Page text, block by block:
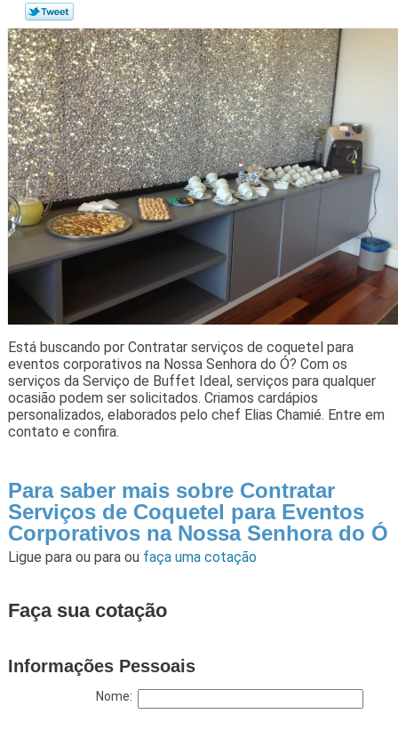
Está buscando por Contratar serviços de coquetel para
eventos corporativos na Nossa Senhora do Ó? Com os
serviços da Serviço de Buffet Ideal, serviços para qualquer
ocasião podem ser solicitados. Criamos cardápios
personalizados, elaborados pelo chef Elias Chamié. Entre em
contato e confira.
Para saber mais sobre Contratar
Serviços de Coquetel para Eventos
Corporativos na Nossa Senhora do Ó
Ligue para ou para ou faça uma cotação
Faça sua cotação
Informações Pessoais
Nome: